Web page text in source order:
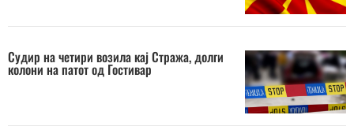
Судир на четири возила кај Стража, долги
колони на патот од Гостивар